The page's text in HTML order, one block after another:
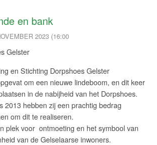
en bank
2023 (16:00
Gelster
en Stichting Dorpshoes Gelster
om een nieuwe lindeboom, en dit keer
in de nabijheid van het Dorpshoes.
2013 hebben zij een prachtig bedrag
om dit te realiseren.
plek voor ontmoeting en het symbool van
van de Gelselaarse inwoners.